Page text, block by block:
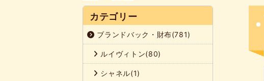
カテゴリー
ブランドバック・財布(781)
ルイヴィトン(80)
シャネル(1)